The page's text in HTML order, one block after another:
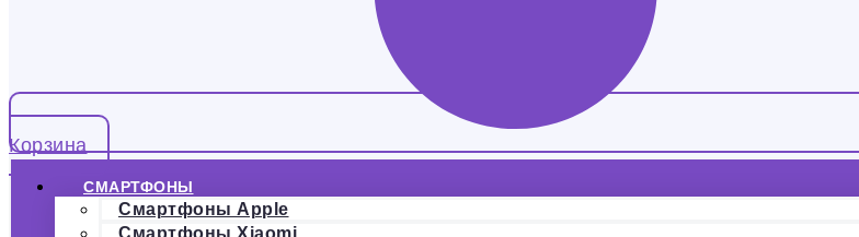
Корзина
СМАРТФОНЫ
Смартфоны Apple
Смартфоны Xiaomi